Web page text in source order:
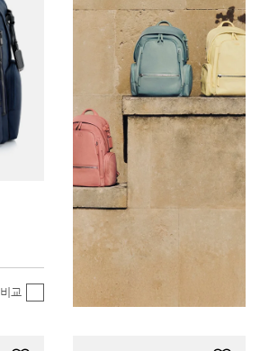
비교